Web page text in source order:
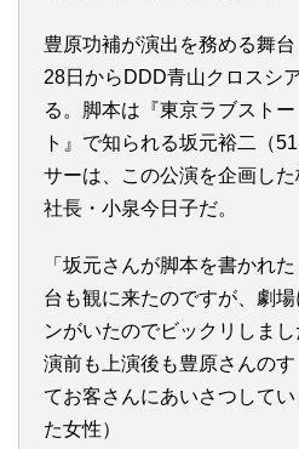
豊原功補が演出を務める舞
28日からDDD青山クロスシ
る。脚本は『東京ラブスト
ト』で知られる坂元裕二（
サーは、この公演を企画し
社長・小泉今日子だ。
「坂元さんが脚本を書かれ
台も観に来たのですが、劇
ンがいたのでビックリしま
演前も上演後も豊原さんの
てお客さんにあいさつして
た女性）